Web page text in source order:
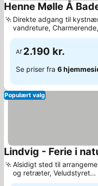
Henne Mølle Å
Direkte adgang til
vandreture, Charmerende,
traditionel badehotelstil
Af 2.190 kr.
Se priser fra 6
Populært valg
Lindvig - Ferie i
Alsidigt sted til
og retræter, Veludstyret
fælleskøkken